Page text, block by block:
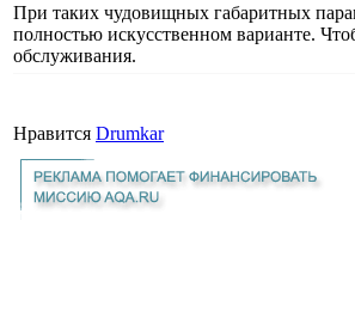
При таких чудовищных габаритных
полностью искусственном варианте.
обслуживания.
Нравится Drumkar